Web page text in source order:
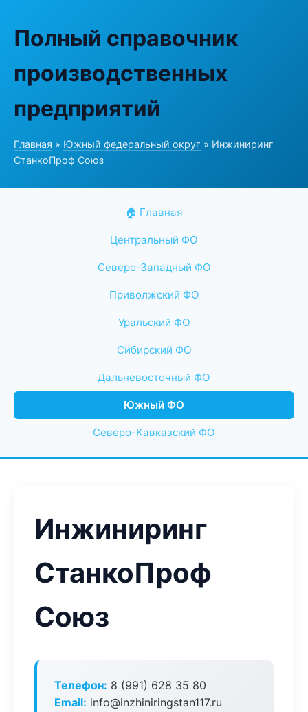
Полный справочник
производственных
предприятий
Главная » Южный федеральный округ » Инжиниринг
СтанкоПроф Союз
🏠 Главная
Центральный ФО
Северо-Западный ФО
Приволжский ФО
Уральский ФО
Сибирский ФО
Дальневосточный ФО
Южный ФО
Северо-Кавказский ФО
Инжиниринг
СтанкоПроф
Союз
Телефон: 8 (991) 628 35 80
Email: info@inzhiniringstan117.ru